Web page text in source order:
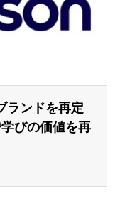
ランドを再定
びの価値を再